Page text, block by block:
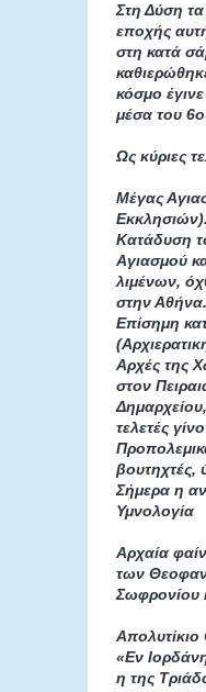
Στη Δύση
εποχής
στη κατά
κόσμο
μέσα του
Ως κύριες
Μέγας
Κατάδυση
Αγιασμού
λιμένων,
στην Αθήνα.
Επίσημη
Αρχές της
στον
τελετές
βουτηχτές,
Σήμερα η
Υμνολογία
Αρχαία
των
Σωφρονίου
«Εν
η της